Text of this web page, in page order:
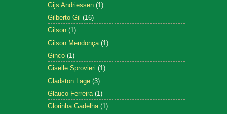
Gijs Andriessen (1)
Gilberto Gil (16)
Gilson (1)
Gilson Mendonça (1)
Ginco (1)
Giselle Sprovieri (1)
Gladston Lage (3)
Glauco Ferreira (1)
Glorinha Gadelha (1)